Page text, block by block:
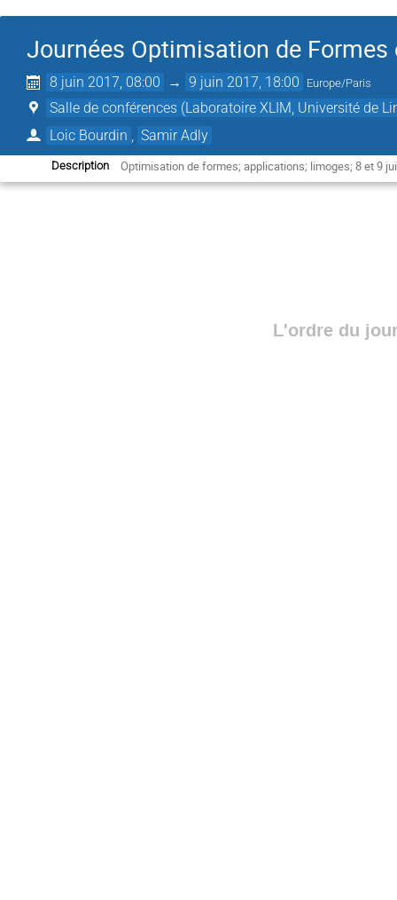
Journées Optimisation de
8 juin 2017, 08:00 → 9 juin 2017, 18:00 Europe/Paris
Salle de conférences (Laboratoire XLIM, Université de
Loic Bourdin
Samir Adly
Description Optimisation de formes; applications; limoges; 8 et 9
L'ordre du